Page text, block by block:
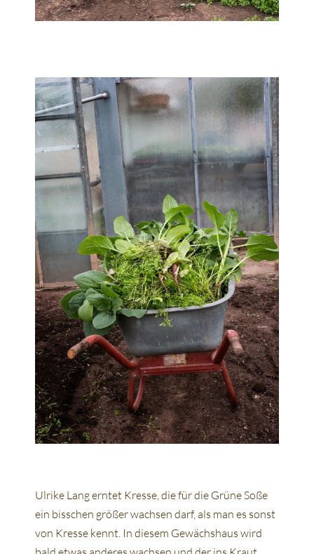
Ulrike Lang erntet Kresse, die für die Grüne Soße
ein bisschen größer wachsen darf, als man es sonst
von Kresse kennt. In diesem Gewächshaus wird